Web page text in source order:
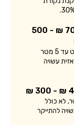
700 ₪ - 500
המחיר מתייחס לנקודת חשמל חד פאזית ולחיווט עד 5 מטר
עשויה
להזזת שקע או מפסק עד 3 מטר, לא כולל
להתייקר